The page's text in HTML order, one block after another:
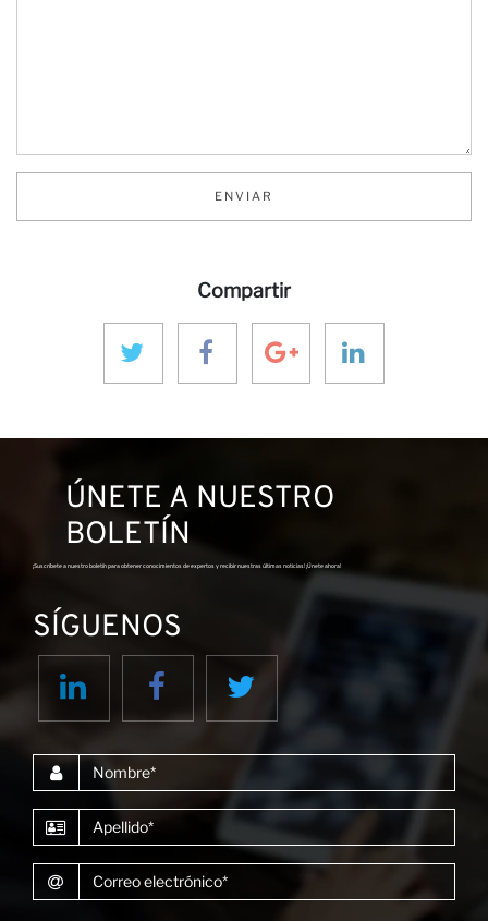
ENVIAR
Compartir
ÚNETE A NUESTRO
BOLETÍN
¡Suscríbete a nuestro boletín para obtener conocimientos de expertos y recibir nuestras últimas noticias! ¡Únete ahora!
SÍGUENOS
Nombre
Apellido
Correo electrónico